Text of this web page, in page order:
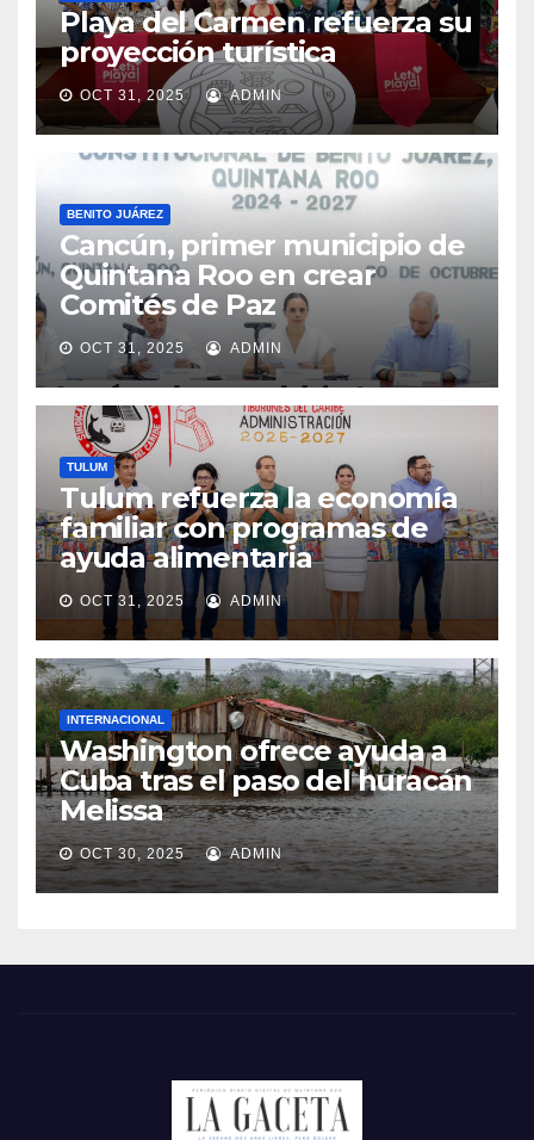
Playa del Carmen refuerza su
proyección turística
OCT 31, 2025 ADMIN
BENITO JUÁREZ
Cancún, primer municipio de
Quintana Roo en crear
Comités de Paz
OCT 31, 2025 ADMIN
TULUM
Tulum refuerza la economía
familiar con programas de
ayuda alimentaria
OCT 31, 2025 ADMIN
INTERNACIONAL
Washington ofrece ayuda a
Cuba tras el paso del huracán
Melissa
OCT 30, 2025 ADMIN